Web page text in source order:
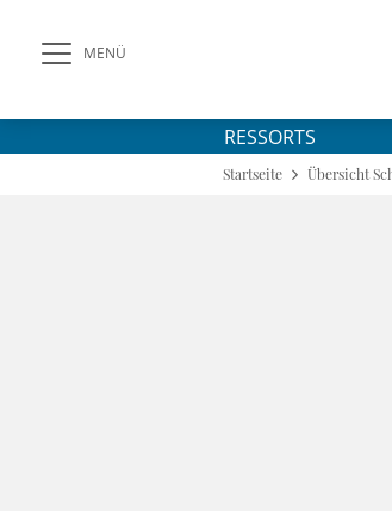
MENÜ
RESSORTS
Startseite Übersicht